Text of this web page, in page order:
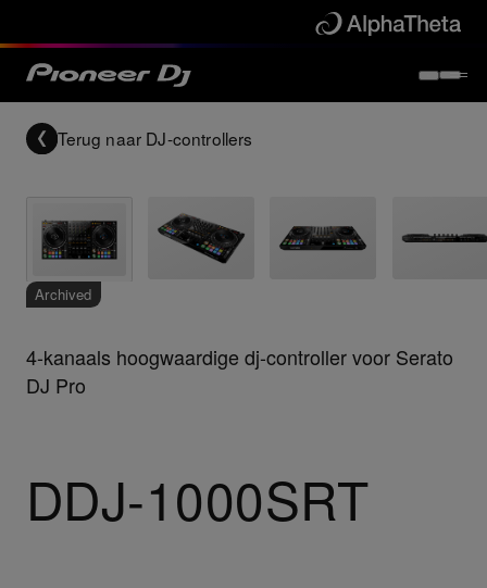
Terug naar DJ-controllers
Archived
4-kanaals hoogwaardige dj-controller voor Serato
DJ Pro
DDJ-1000SRT